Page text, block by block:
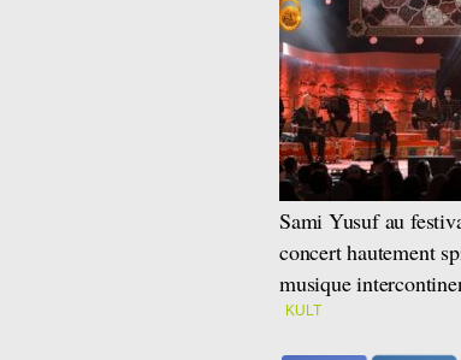
Sami Yusuf au
concert hautement
musique
KULT